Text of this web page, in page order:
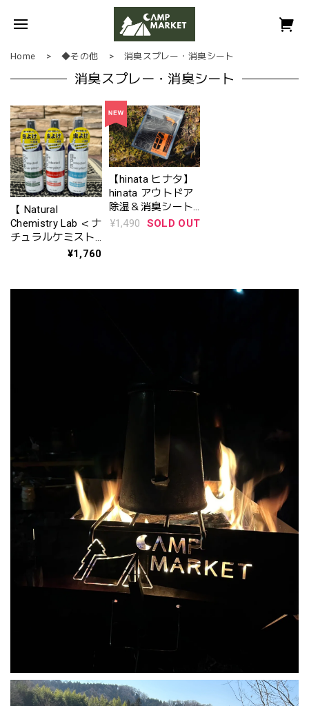
Home ◆その他 消臭スプレー・消臭シート
消臭スプレー・消臭シート
【 Natural
Chemistry Lab ＜ナ
チュラルケミスト
（ ビーピーイー ）
¥1,760
【hinata ヒナタ】
hinata アウトドア
除湿＆消臭シート
SUU（Soak Up
¥1,490 SOLD OUT